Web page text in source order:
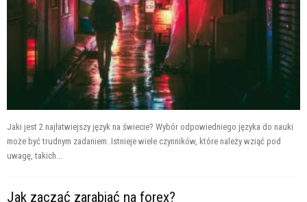
Jaki jest 2 najłatwiejszy język na świecie? Wybór odpowiedniego języka do nauki
może być trudnym zadaniem. Istnieje wiele czynników, które należy wziąć pod
uwagę, takich...
Jak zacząć zarabiać na forex?